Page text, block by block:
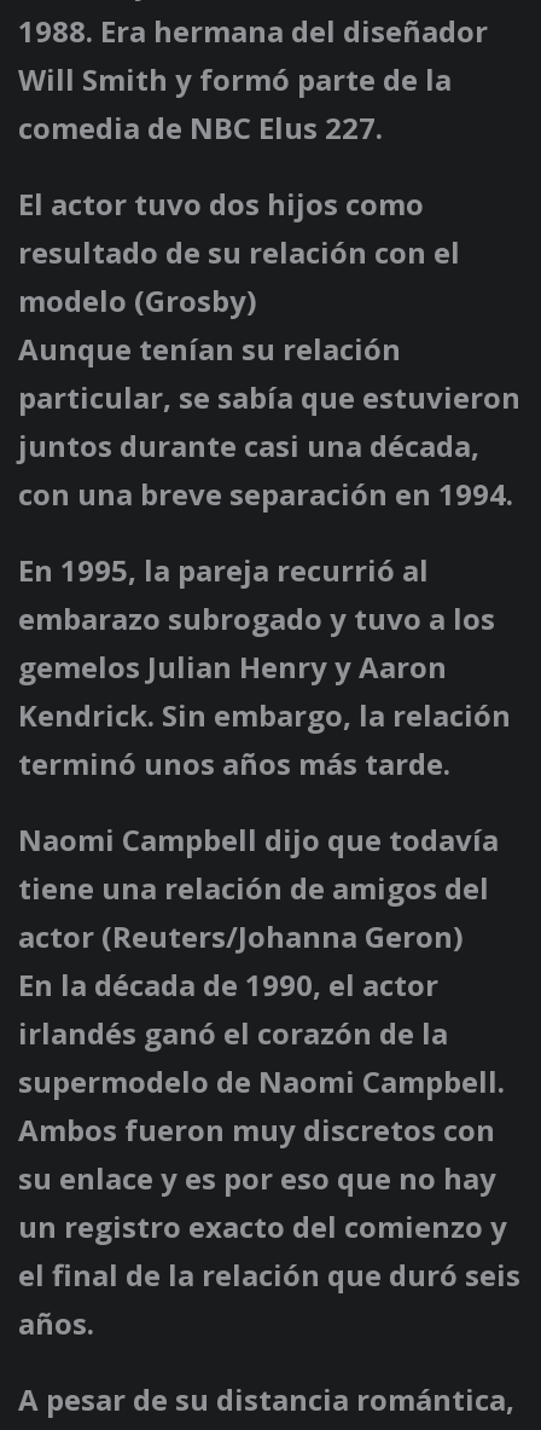
1988. Era hermana del diseñador
Will Smith y formó parte de la
comedia de NBC Elus 227.
El actor tuvo dos hijos como
resultado de su relación con el
modelo (Grosby)
Aunque tenían su relación
particular, se sabía que estuvieron
juntos durante casi una década,
con una breve separación en 1994.
En 1995, la pareja recurrió al
embarazo subrogado y tuvo a los
gemelos Julian Henry y Aaron
Kendrick. Sin embargo, la relación
terminó unos años más tarde.
Naomi Campbell dijo que todavía
tiene una relación de amigos del
actor (Reuters/Johanna Geron)
En la década de 1990, el actor
irlandés ganó el corazón de la
supermodelo de Naomi Campbell.
Ambos fueron muy discretos con
su enlace y es por eso que no hay
un registro exacto del comienzo y
el final de la relación que duró seis
años.
A pesar de su distancia romántica,